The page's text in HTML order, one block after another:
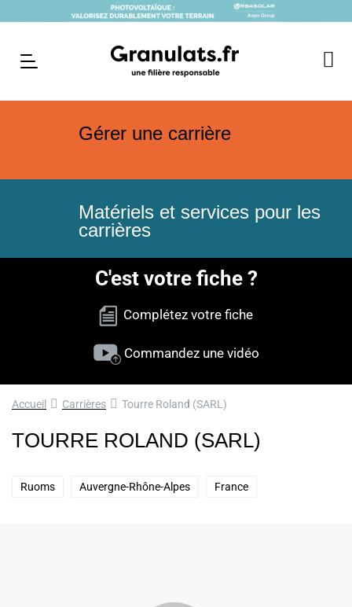
Gérer une carrière
Matériels et services pour les
carrières
C'est votre fiche ?
Complétez votre fiche
Commandez une vidéo
Accueil Carrières Tourre Roland (SARL)
TOURRE ROLAND (SARL)
Ruoms Auvergne-Rhône-Alpes France